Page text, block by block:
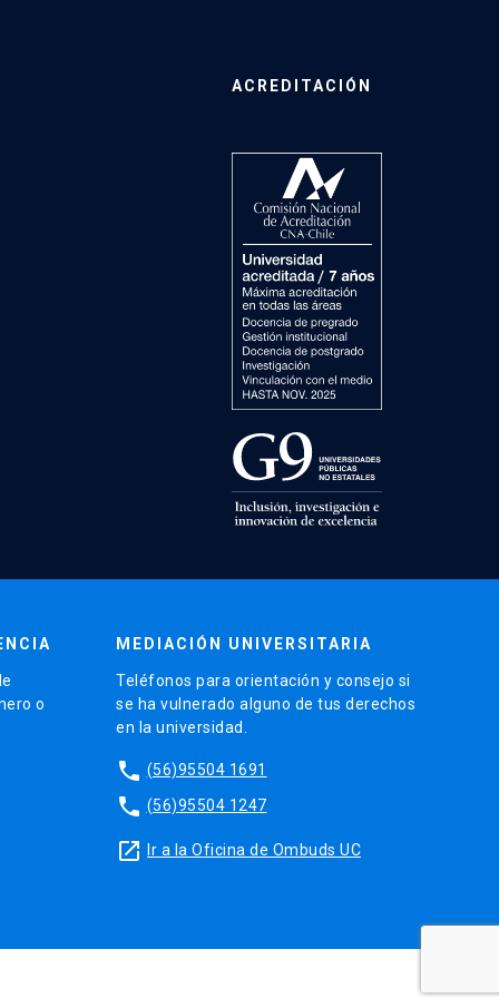
ACREDITACIÓN
o
MEDIACIÓN UNIVERSITARIA
Teléfonos para orientación y consejo si
se ha vulnerado alguno de tus derechos
en la universidad.
phone (56)95504 1691
phone (56)95504 1247
launch Ir a la Oficina de Ombuds UC